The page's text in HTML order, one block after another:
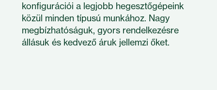
konfigurációi a legjobb hegesztőgépeink
közül minden típusú munkához. Nagy
megbízhatóságuk, gyors rendelkezésre
állásuk és kedvező áruk jellemzi őket.